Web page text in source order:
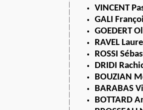
VINCENT
GALI
GOEDERT
RAVEL
ROSSI
DRIDI
BOUZIAN
BARABAS
BOTTARD